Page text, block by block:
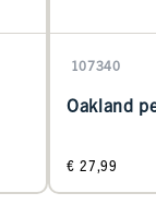
107340
Oakland
€ 27,99